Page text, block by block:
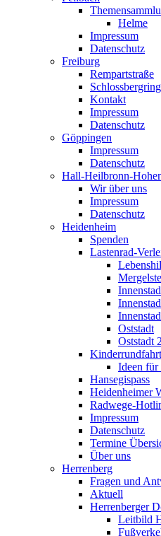
Helme
Impressum
Datenschutz
Freiburg
Rempartstraße
Schlossbergring
Kontakt
Impressum
Datenschutz
Göppingen
Impressum
Datenschutz
Hall-Heilbronn-
Wir über uns
Impressum
Datenschutz
Heidenheim
Spenden
Lastenrad-
Oststadt
Oststadt 2
Kinderrundfahrt
Ideen für
Hansegispass
Heidenheimer
Radwege-
Impressum
Datenschutz
Termine
Über uns
Herrenberg
Fragen und
Aktuell
Herrenberger
Leitbild